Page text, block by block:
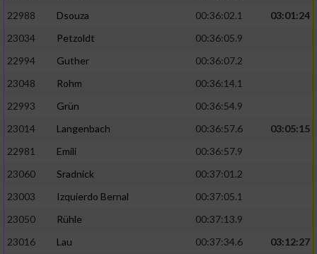
22988
Dsouza 00:36:02.1
03:01:24
23034
Petzoldt
00:36:05.9
22994
Guther
00:36:07.2
23048
Rohm
00:36:14.1
22993
Grün
00:36:54.9
23014
Langenbach 00:36:57.6
03:05:15
22981
Emili
00:36:57.9
23060
Sradnick
00:37:01.2
23003
Izquierdo Bernal
00:37:05.1
23050
Rühle
00:37:13.9
23016
Lau 00:37:34.6
03:12:27